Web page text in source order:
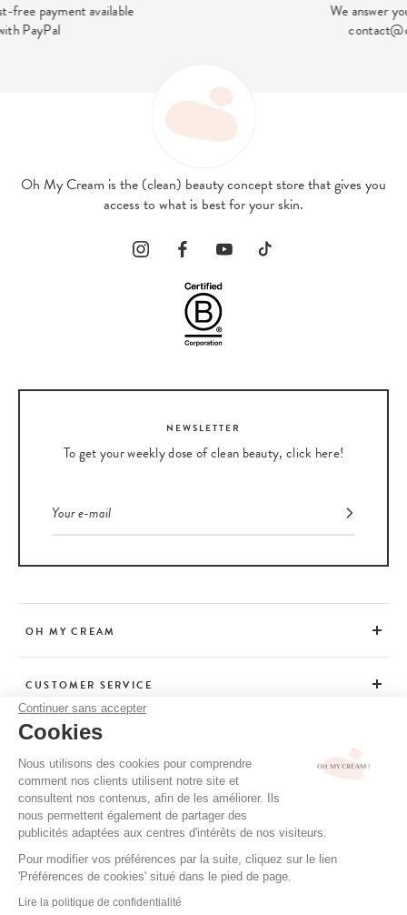
Continuer sans accepter
Cookies
Nous utilisons des cookies pour comprendre
comment nos clients utilisent notre site et
consultent nos contenus, afin de les améliorer. Ils
nous permettent également de partager des
publicités adaptées aux centres d'intérêts de nos visiteurs.
Pour modifier vos préférences par la suite, cliquez sur le lien
'Préférences de cookies' situé dans le pied de page.
Lire la politique de confidentialité
We answer your beauty questions:
Oh My Cream is the (clean) beauty concept store that gives you
access to what is best for your skin.
NEWSLETTER
To get your weekly dose of clean beauty, click here!
OH MY CREAM
CUSTOMER SERVICE
ADVICE
CGV / CGU
TERMS OF USE
PRIVACY POLICY
CREDITS